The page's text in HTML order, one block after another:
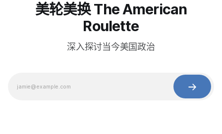
美轮美换 The American
Roulette
深入探讨当今美国政治